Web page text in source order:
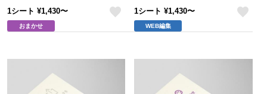
1シート ¥1,430〜
おまかせ
1シート ¥1,430〜
WEB編集